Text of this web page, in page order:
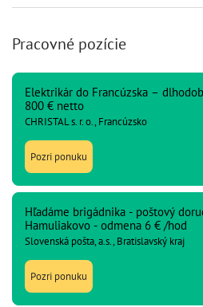
Pracovné pozície
Elektrikár do Francúzska –
800 € netto
CHRISTAL s. r. o., Francúzsko
Pozri ponuku
Hľadáme brigádnika - poštový
Hamuliakovo - odmena 6 € /hod
Slovenská pošta, a.s., Bratislavský kraj
Pozri ponuku